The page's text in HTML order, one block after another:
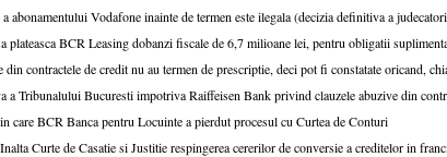
a abonamentului Vodafone inainte de termen este ilegala (decizia definitiva a
plateasca BCR Leasing dobanzi fiscale de 6,7 milioane lei, pentru obligatii
din contractele de credit nu au termen de prescriptie, deci pot fi constatate oricand,
a Tribunalului Bucuresti impotriva Raiffeisen Bank privind clauzele abuzive din
care BCR Banca pentru Locuinte a pierdut procesul cu Curtea de Conturi
Curte de Casatie si Justitie respingerea cererilor de conversie a creditelor in